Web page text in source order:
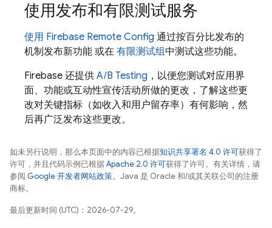
使用发布和有限测试服务
使用 Firebase Remote Config 通过按百分比发布的
机制发布新功能 或在 有限测试组中测试这些功能。
Firebase 还提供 A/B Testing ，以便您测试对应用界
面、功能或互动性宣传活动所做的更改，了解这些更
改对关键指标（如收入和用户留存率）有何影响，然
后再广泛发布这些更改。
如未另行说明，那么本页面中的内容已根据知识共享署名 4.0 许可获得了
许可，并且代码示例已根据Apache 2.0 许可获得了许可。有关详情，请
参阅 Google 开发者网站政策。Java 是 Oracle 和/或其关联公司的注册
商标。
最后更新时间 (UTC)：2026-07-29。